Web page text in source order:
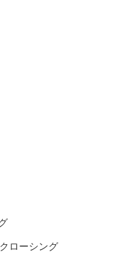
ローシング